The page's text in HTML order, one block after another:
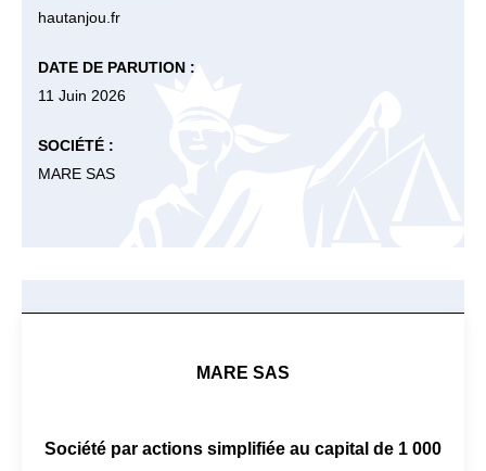
hautanjou.fr
DATE DE PARUTION :
11 Juin 2026
SOCIÉTÉ :
MARE SAS
MARE SAS
Société par actions simplifiée au capital de 1 000